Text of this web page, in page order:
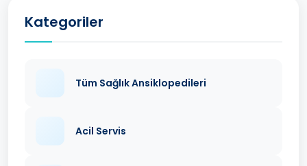
Kategoriler
Tüm Sağlık Ansiklopedileri
Acil Servis